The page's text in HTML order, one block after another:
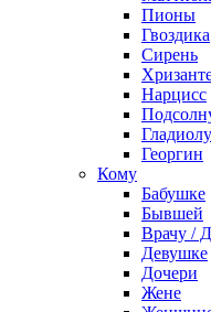
Пионы
Гвоздика
Сирень
Нарцисс
Георгин
Кому
Бабушке
Бывшей
Врачу /
Девушке
Дочери
Жене